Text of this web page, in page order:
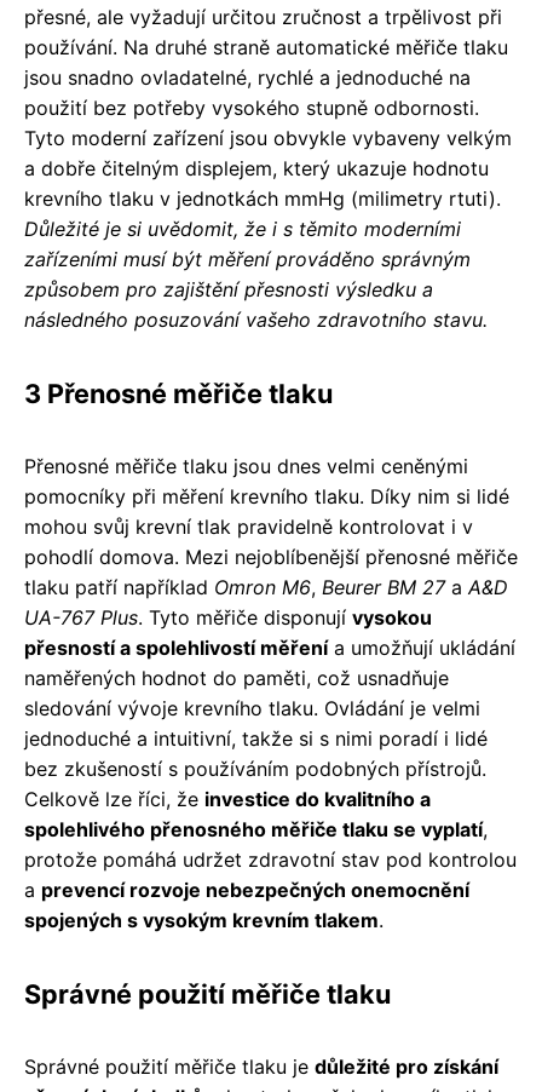
přesné, ale vyžadují určitou zručnost a trpělivost při
používání. Na druhé straně automatické měřiče tlaku
jsou snadno ovladatelné, rychlé a jednoduché na
použití bez potřeby vysokého stupně odbornosti.
Tyto moderní zařízení jsou obvykle vybaveny velkým
a dobře čitelným displejem, který ukazuje hodnotu
krevního tlaku v jednotkách mmHg (milimetry rtuti).
Důležité je si uvědomit, že i s těmito moderními
zařízeními musí být měření prováděno správným
způsobem pro zajištění přesnosti výsledku a
následného posuzování vašeho zdravotního stavu.
3 Přenosné měřiče tlaku
Přenosné měřiče tlaku jsou dnes velmi ceněnými
pomocníky při měření krevního tlaku. Díky nim si lidé
mohou svůj krevní tlak pravidelně kontrolovat i v
pohodlí domova. Mezi nejoblíbenější přenosné měřiče
tlaku patří například Omron M6, Beurer BM 27aA&D
UA-767 Plus. Tyto měřiče disponují vysokou
přesností a spolehlivostí měřenía umožňují ukládání
naměřených hodnot do paměti, což usnadňuje
sledování vývoje krevního tlaku. Ovládání je velmi
jednoduché a intuitivní, takže si s nimi poradí i lidé
bez zkušeností s používáním podobných přístrojů.
Celkově lze říci, že investice do kvalitního a
spolehlivého přenosného měřiče tlaku se vyplatí,
protože pomáhá udržet zdravotní stav pod kontrolou
a prevencí rozvoje nebezpečných onemocnění
spojených s vysokým krevním tlakem.
Správné použití měřiče tlaku
Správné použití měřiče tlaku je důležité pro získání